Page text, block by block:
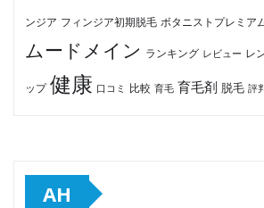
ンジア フィンジア初期脱毛 ボタニストプレミア
ムードメイン ランキング レビュー レ
ップ 健康 口コミ 比較 育毛 育毛剤 脱毛 評
AH